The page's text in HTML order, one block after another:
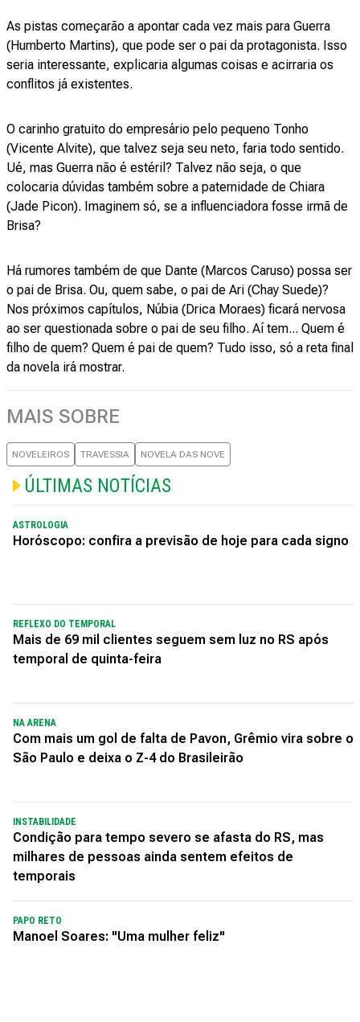
As pistas começarão a apontar cada vez mais para Guerra
(Humberto Martins), que pode ser o pai da protagonista. Isso
seria interessante, explicaria algumas coisas e acirraria os
conflitos já existentes.
O carinho gratuito do empresário pelo pequeno Tonho
(Vicente Alvite), que talvez seja seu neto, faria todo sentido.
Ué, mas Guerra não é estéril? Talvez não seja, o que
colocaria dúvidas também sobre a paternidade de Chiara
(Jade Picon). Imaginem só, se a influenciadora fosse irmã de
Brisa?
Há rumores também de que Dante (Marcos Caruso) possa ser
o pai de Brisa. Ou, quem sabe, o pai de Ari (Chay Suede)?
Nos próximos capítulos, Núbia (Drica Moraes) ficará nervosa
ao ser questionada sobre o pai de seu filho. Aí tem... Quem é
filho de quem? Quem é pai de quem? Tudo isso, só a reta final
da novela irá mostrar.
MAIS SOBRE
NOVELEIROS TRAVESSIA NOVELA DAS NOVE
ÚLTIMAS NOTÍCIAS
ASTROLOGIA
Horóscopo: confira a previsão de hoje para cada signo
REFLEXO DO TEMPORAL
Mais de 69 mil clientes seguem sem luz no RS após
temporal de quinta-feira
NA ARENA
Com mais um gol de falta de Pavon, Grêmio vira sobre o
São Paulo e deixa o Z-4 do Brasileirão
INSTABILIDADE
Condição para tempo severo se afasta do RS, mas
milhares de pessoas ainda sentem efeitos de
temporais
PAPO RETO
Manoel Soares: "Uma mulher feliz"